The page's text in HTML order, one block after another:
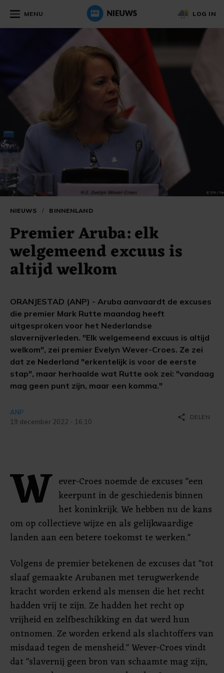
MENU LOG IN
NIEUWS / BINNENLAND
Premier Aruba: elk
welgemeend excuus is
altijd welkom
ORANJESTAD (ANP) - Aruba aanvaardt de excuses
die premier Mark Rutte maandag heeft
uitgesproken voor het Nederlandse
slavernijverleden. "Elk welgemeend excuus is altijd
welkom", zei premier Evelyn Wever-Croes. Ze zei
dat ze Nederland "erkentelijk is voor de eerste
stap", maar herhaalde wat Rutte ook zei: "vandaag
mag geen punt zijn, maar een komma."
ANP
19 december 2022 - 16:10
share DELEN
W ever-Croes noemde de excuses "een
keerpunt in de geschiedenis binnen
het koninkrijk. We hebben nu de kans
om op collectieve wijze en als gelijkwaardige
landen aan een betere toekomst te werken."
Volgens de premier betekenen de excuses dat "tot
slaaf gemaakte Arubanen met terugwerkende
kracht worden erkend als mensen die het recht
hadden vrij te zijn. Ze hadden het recht op
vrijheid en zelfbeschikking en dat werd hun
ontnomen. Ze worden erkend als slachtoffers van
misdaad tegen de mensheid." Wever-Croes vindt
dat "slavernij geen bron van schaamte mag zijn,